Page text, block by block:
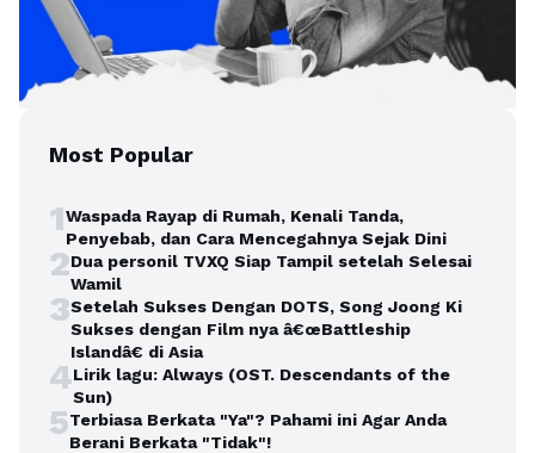
Most Popular
1Waspada Rayap di Rumah, Kenali Tanda,
Penyebab, dan Cara Mencegahnya Sejak Dini
2Dua personil TVXQ Siap Tampil setelah Selesai
Wamil
3Setelah Sukses Dengan DOTS, Song Joong Ki
Sukses dengan Film nya â€œBattleship
Islandâ€ di Asia
4Lirik lagu: Always (OST. Descendants of the
Sun)
5Terbiasa Berkata "Ya"? Pahami ini Agar Anda
Berani Berkata "Tidak"!